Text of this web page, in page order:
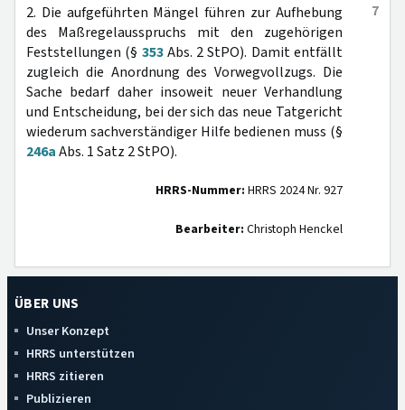
7
2. Die aufgeführten Mängel führen zur Aufhebung
des Maßregelausspruchs mit den zugehörigen
Feststellungen (§ 353Abs. 2 StPO). Damit entfällt
zugleich die Anordnung des Vorwegvollzugs. Die
Sache bedarf daher insoweit neuer Verhandlung
und Entscheidung, bei der sich das neue Tatgericht
wiederum sachverständiger Hilfe bedienen muss (§
246aAbs. 1 Satz 2 StPO).
HRRS-Nummer: HRRS 2024 Nr. 927
Bearbeiter: Christoph Henckel
ÜBER UNS
Unser Konzept
HRRS unterstützen
HRRS zitieren
Publizieren